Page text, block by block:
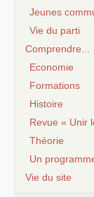
Jeunes
Vie du parti
Comprendre...
Economie
Formations
Histoire
Revue « Unir
Théorie
Un
Vie du site